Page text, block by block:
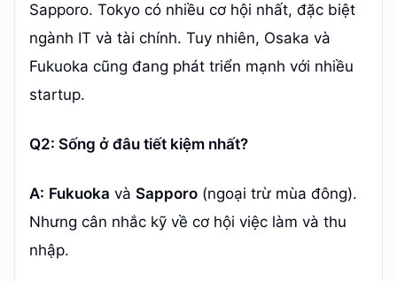
Sapporo. Tokyo có nhiều cơ hội nhất, đặc biệt
ngành IT và tài chính. Tuy nhiên, Osaka và
Fukuoka cũng đang phát triển mạnh với nhiều
startup.
Q2: Sống ở đâu tiết kiệm nhất?
A: Fukuoka và Sapporo (ngoại trừ mùa đông).
Nhưng cân nhắc kỹ về cơ hội việc làm và thu
nhập.